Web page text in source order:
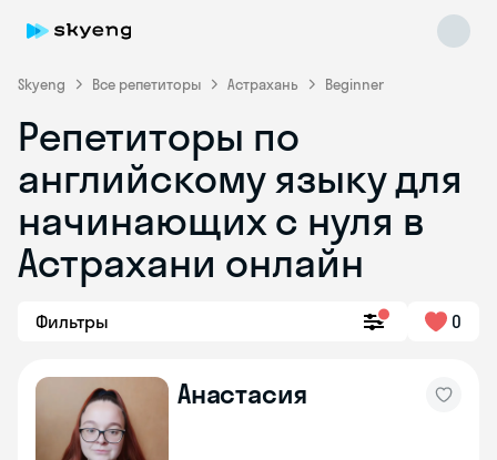
Skyeng Все репетиторы Астрахань Beginner
Репетиторы по
английскому языку для
начинающих с нуля в
Астрахани онлайн
Фильтры 0
Анастасия
Skyeng Chat